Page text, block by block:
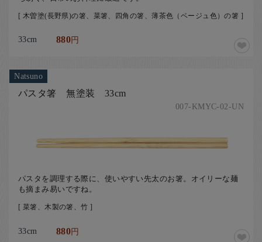
[ 木曽塗(長野県)の箸、菜箸、四角の箸、薄茶色（ベージュ色）の箸 ]
33cm 880円
Natsuno
パスタ箸 無塗装 33cm
007-KMYC-02-UN
パスタを調理する際に、使いやすい先太のお箸。オイリーな麺
も摘まみ易いですね。
[ 菜箸、木製の箸、竹 ]
33cm 880円